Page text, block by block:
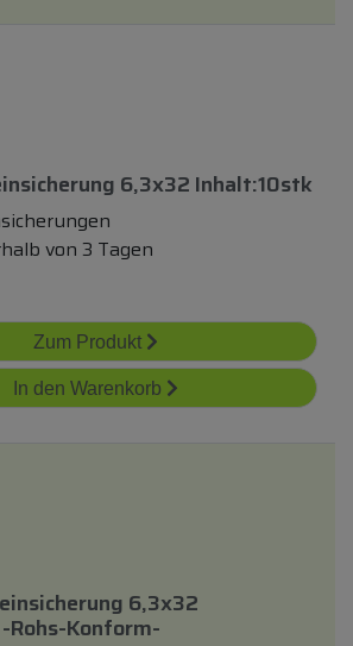
6,3x32 Inhalt:10stk
von 3 Tagen
Zum Produkt
In den Warenkorb
6,3x32
rohs-Konform-